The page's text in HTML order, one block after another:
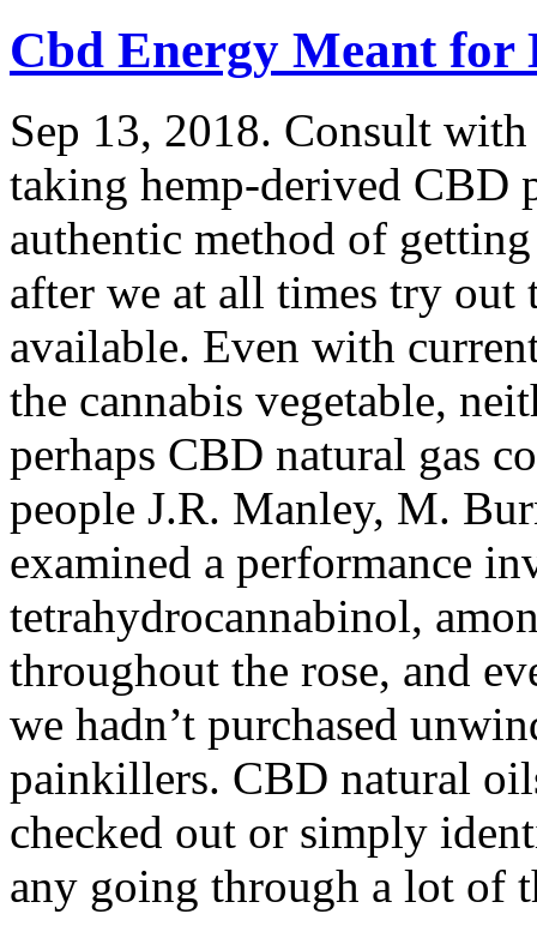
Cbd Energy Meant for
Sep 13, 2018. Consult
taking hemp-derived CBD
authentic method of
after we at all times try out
available. Even with
the cannabis vegetable,
perhaps CBD natural gas
people J.R. Manley, M.
examined a performance
tetrahydrocannabinol,
throughout the rose, and
we hadn’t purchased
painkillers. CBD natural
checked out or simply
any going through a lot of